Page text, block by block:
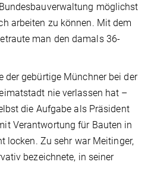
möglichst
arbeiten zu können. Mit dem
man den damals 36-
der gebürtige Münchner bei der
nie verlassen hat –
die Aufgabe als Präsident
Verantwortung für Bauten in
locken. Zu sehr war Meitinger,
bezeichnete, in seiner